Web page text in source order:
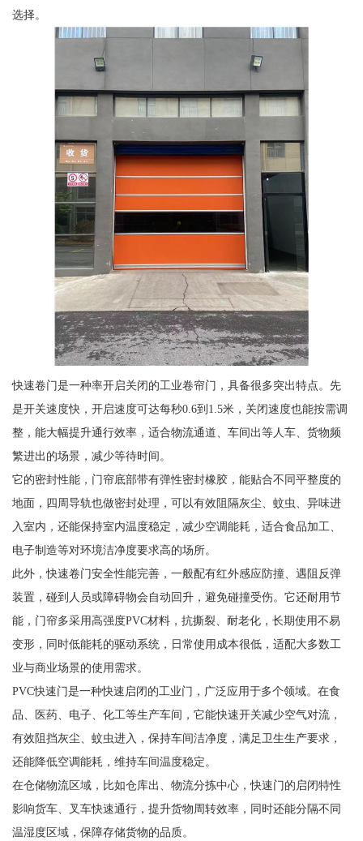
选择。
快速卷门是一种率开启关闭的工业卷帘门，具备很多突出特点。先
是开关速度快，开启速度可达每秒0.6到1.5米，关闭速度也能按需调
整，能大幅提升通行效率，适合物流通道、车间出等人车、货物频
繁进出的场景，减少等待时间。
它的密封性能，门帘底部带有弹性密封橡胶，能贴合不同平整度的
地面，四周导轨也做密封处理，可以有效阻隔灰尘、蚊虫、异味进
入室内，还能保持室内温度稳定，减少空调能耗，适合食品加工、
电子制造等对环境洁净度要求高的场所。
此外，快速卷门安全性能完善，一般配有红外感应防撞、遇阻反弹
装置，碰到人员或障碍物会自动回升，避免碰撞受伤。它还耐用节
能，门帘多采用高强度PVC材料，抗撕裂、耐老化，长期使用不易
变形，同时低能耗的驱动系统，日常使用成本很低，适配大多数工
业与商业场景的使用需求。
PVC快速门是一种快速启闭的工业门，广泛应用于多个领域。在食
品、医药、电子、化工等生产车间，它能快速开关减少空气对流，
有效阻挡灰尘、蚊虫进入，保持车间洁净度，满足卫生生产要求，
还能降低空调能耗，维持车间温度稳定。
在仓储物流区域，比如仓库出、物流分拣中心，快速门的启闭特性
影响货车、叉车快速通行，提升货物周转效率，同时还能分隔不同
温湿度区域，保障存储货物的品质。